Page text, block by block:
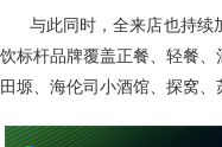
与此同时，全来店也持续
饮标杆品牌覆盖正餐、轻餐
田塬、海伦司小酒馆、探窝